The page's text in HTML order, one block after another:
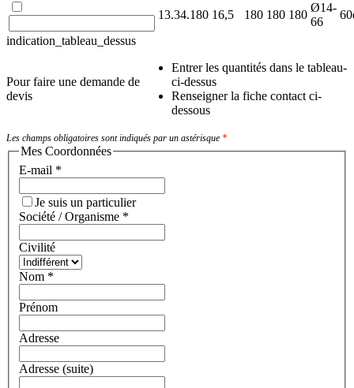
13.34.180 16,5 180 180 180
Ø14-
66
indication_tableau_dessus
Pour faire une demande de
devis
Entrer les quantités dans le tableau-
ci-dessus
Renseigner la fiche contact ci-
dessous
Les champs obligatoires sont indiqués par un astérisque *
Mes Coordonnées
E-mail *
Je suis un particulier
Société / Organisme *
Civilité
Nom *
Prénom
Adresse
Adresse (suite)